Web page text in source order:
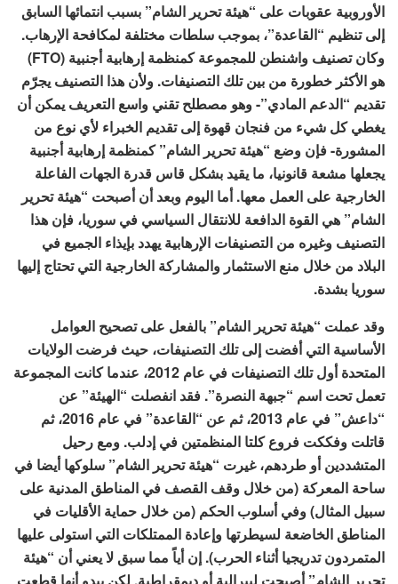
الأوروبية عقوبات على “هيئة تحرير الشام” بسبب انتمائها السابق
إلى تنظيم “القاعدة”، بموجب سلطات مختلفة لمكافحة الإرهاب.
وكان تصنيف واشنطن للمجموعة كمنظمة إرهابية أجنبية (FTO)
هو الأكثر خطورة من بين تلك التصنيفات. ولأن هذا التصنيف يجرّم
تقديم “الدعم المادي”- وهو مصطلح تقني واسع التعريف يمكن أن
يغطي كل شيء من فنجان قهوة إلى تقديم الخبراء لأي نوع من
المشورة- فإن وضع “هيئة تحرير الشام” كمنظمة إرهابية أجنبية
يجعلها مشعة قانونيا، ما يقيد بشكل قاس قدرة الجهات الفاعلة
الخارجية على العمل معها. أما اليوم وبعد أن أصبحت “هيئة تحرير
الشام” هي القوة الدافعة للانتقال السياسي في سوريا، فإن هذا
التصنيف وغيره من التصنيفات الإرهابية يهدد بإيذاء الجميع في
البلاد من خلال منع الاستثمار والمشاركة الخارجية التي تحتاج إليها
سوريا بشدة.
وقد عملت “هيئة تحرير الشام” بالفعل على تصحيح العوامل
الأساسية التي أفضت إلى تلك التصنيفات، حيث فرضت الولايات
المتحدة أول تلك التصنيفات في عام 2012، عندما كانت المجموعة
تعمل تحت اسم “جبهة النصرة”. فقد انفصلت “الهيئة” عن
“داعش” في عام 2013، ثم عن “القاعدة” في عام 2016، ثم
قاتلت وفككت فروع كلتا المنظمتين في إدلب. ومع رحيل
المتشددين أو طردهم، غيرت “هيئة تحرير الشام” سلوكها أيضا في
ساحة المعركة (من خلال وقف القصف في المناطق المدنية على
سبيل المثال) وفي أسلوب الحكم (من خلال حماية الأقليات في
المناطق الخاضعة لسيطرتها وإعادة الممتلكات التي استولى عليها
المتمردون تدريجيا أثناء الحرب). إن أياً مما سبق لا يعني أن “هيئة